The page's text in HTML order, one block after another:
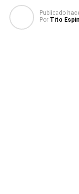
Publicado
Por Tito